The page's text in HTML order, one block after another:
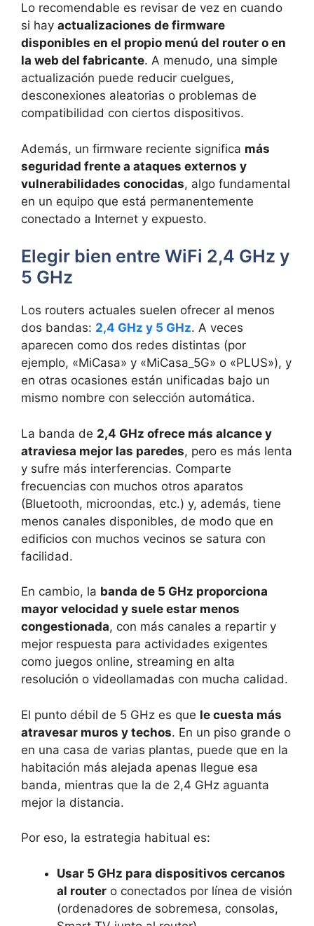
Lo recomendable es revisar de vez en cuando
si hay actualizaciones de firmware
disponibles en el propio menú del router o en
la web del fabricante. A menudo, una simple
actualización puede reducir cuelgues,
desconexiones aleatorias o problemas de
compatibilidad con ciertos dispositivos.
Además, un firmware reciente significa más
seguridad frente a ataques externos y
vulnerabilidades conocidas, algo fundamental
en un equipo que está permanentemente
conectado a Internet y expuesto.
Elegir bien entre WiFi 2,4 GHz y
5 GHz
Los routers actuales suelen ofrecer al menos
dos bandas: 2,4 GHz y 5 GHz. A veces
aparecen como dos redes distintas (por
ejemplo, «MiCasa» y «MiCasa_5G» o «PLUS»), y
en otras ocasiones están unificadas bajo un
mismo nombre con selección automática.
La banda de 2,4 GHz ofrece más alcance y
atraviesa mejor las paredes, pero es más lenta
y sufre más interferencias. Comparte
frecuencias con muchos otros aparatos
(Bluetooth, microondas, etc.) y, además, tiene
menos canales disponibles, de modo que en
edificios con muchos vecinos se satura con
facilidad.
En cambio, la banda de 5 GHz proporciona
mayor velocidad y suele estar menos
congestionada, con más canales a repartir y
mejor respuesta para actividades exigentes
como juegos online, streaming en alta
resolución o videollamadas con mucha calidad.
El punto débil de 5 GHz es que le cuesta más
atravesar muros y techos. En un piso grande o
en una casa de varias plantas, puede que en la
habitación más alejada apenas llegue esa
banda, mientras que la de 2,4 GHz aguanta
mejor la distancia.
Por eso, la estrategia habitual es:
Usar 5 GHz para dispositivos cercanos
al router o conectados por línea de visión
(ordenadores de sobremesa, consolas,